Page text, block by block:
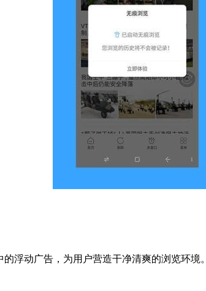
动广告，为用户营造干净清爽的浏览环境。